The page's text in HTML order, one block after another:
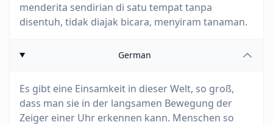
menderita sendirian di satu tempat tanpa
disentuh, tidak diajak bicara, menyiram tanaman.
German
Es gibt eine Einsamkeit in dieser Welt, so groß,
dass man sie in der langsamen Bewegung der
Zeiger einer Uhr erkennen kann. Menschen so